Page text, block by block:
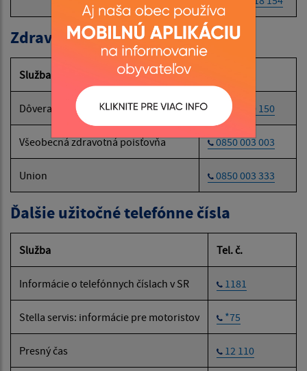
Zdravotné poisťovne
Služba
Dôvera 0800 150 150
Všeobecná zdravotná poisťovňa 0850 003 003
Union 0850 003 333
Ďalšie užitočné telefónne čísla
Služba Tel. č.
Informácie o telefónnych číslach v SR 1181
Stella servis: informácie pre motoristov *75
Presný čas 12 110